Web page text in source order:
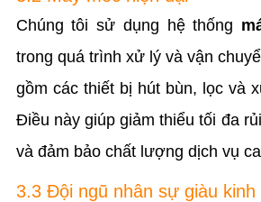
Chúng tôi sử dụng hệ thống
trong quá trình xử lý và vận
gồm các thiết bị hút bùn, lọc và
Điều này giúp giảm thiểu tối đa
và đảm bảo chất lượng dịch vụ
3.3 Đội ngũ nhân sự giàu kinh